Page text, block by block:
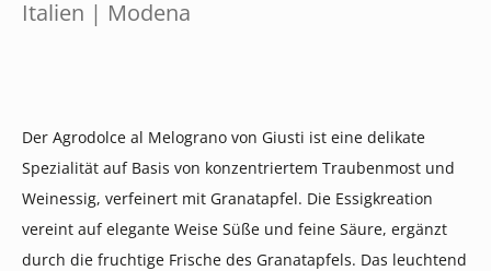
Italien | Modena
Der Agrodolce al Melograno von Giusti ist eine delikate
Spezialität auf Basis von konzentriertem Traubenmost und
Weinessig, verfeinert mit Granatapfel. Die Essigkreation
vereint auf elegante Weise Süße und feine Säure, ergänzt
durch die fruchtige Frische des Granatapfels. Das leuchtend